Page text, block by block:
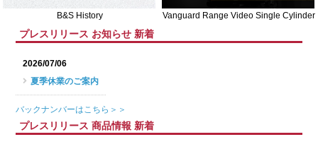
B&S History Vanguard Range Video Single Cylinder
プレスリリース お知らせ 新着
2026/07/06
夏季休業のご案内
バックナンバーはこちら＞＞
プレスリリース 商品情報 新着